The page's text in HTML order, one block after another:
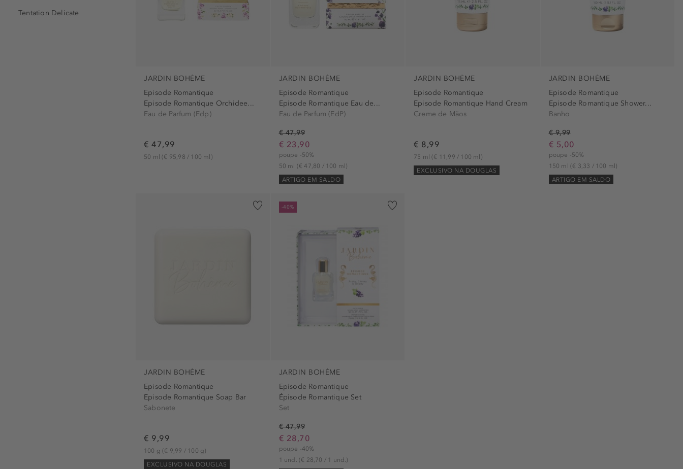
Tentation Delicate
JARDIN BOHÈME
Episode Romantique
Episode Romantique Orchidee...
Eau de Parfum (Edp)
€ 47,99
50 ml(€ 95,98 / 100 ml)
JARDIN BOHÈME
Episode Romantique
Episode Romantique Eau de...
Eau de Parfum (EdP)
€ 47,99
€ 23,90
poupe -50%
50 ml (€ 47,80 / 100 ml)
ARTIGO EM SALDO
JARDIN BOHÈME
Episode Romantique
Episode Romantique Hand Cream
Creme de Mãos
€ 8,99
75 ml(€ 11,99 / 100 ml)
EXCLUSIVO NA DOUGLAS
JARDIN BOHÈME
Episode Romantique
Episode Romantique Shower...
Banho
€ 9,99
€ 5,00
poupe -50%
150 ml (€ 3,33 / 100 ml)
ARTIGO EM SALDO
JARDIN BOHÈME
Episode Romantique
Episode Romantique Soap Bar
Sabonete
€ 9,99
100 g(€ 9,99 / 100 g)
EXCLUSIVO NA DOUGLAS
-40%
JARDIN BOHÈME
Episode Romantique
Épisode Romantique Set
Set
€ 47,99
€ 28,70
poupe -40%
1 und. (€ 28,70 / 1 und.)